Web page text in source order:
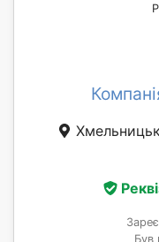
Був